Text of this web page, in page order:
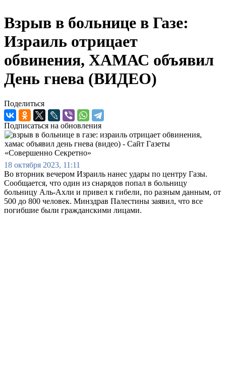
Взрыв в больнице в Газе:
Израиль отрицает
обвинения, ХАМАС объявил
День гнева (ВИДЕО)
Поделиться
Подписаться на обновления
18 октября 2023, 11:11
Во вторник вечером Израиль нанес удары по центру Газы.
Сообщается, что один из снарядов попал в больницу
больницу Аль-Ахли и привел к гибели, по разным данным, от
500 до 800 человек. Минздрав Палестины заявил, что все
погибшие были гражданскими лицами.